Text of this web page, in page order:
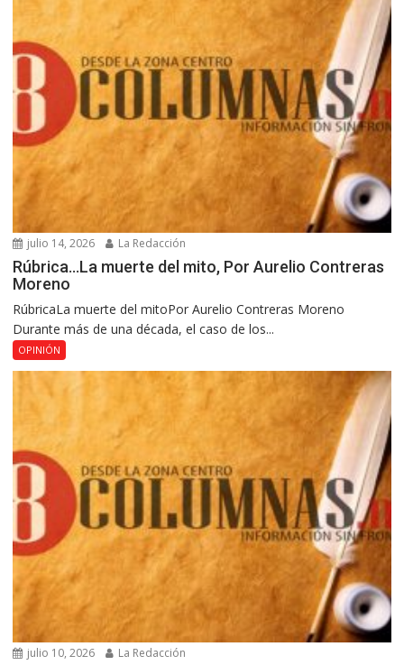
julio 14, 2026 La Redacción
Rúbrica…La muerte del mito, Por Aurelio Contreras
Moreno
RúbricaLa muerte del mitoPor Aurelio Contreras Moreno
Durante más de una década, el caso de los...
OPINIÓN
julio 10, 2026 La Redacción